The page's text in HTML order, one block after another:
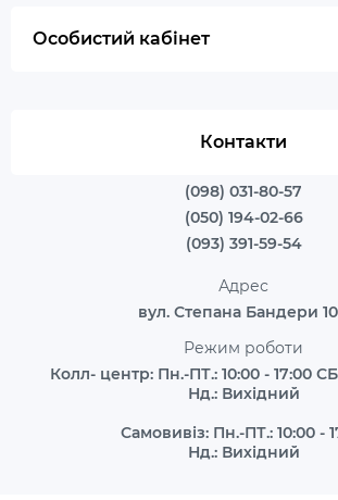
Особистий кабінет
Контакти
(098) 031-80-57
(050) 194-02-66
(093) 391-59-54
Адрес
вул. Степана Бандери
Режим роботи
Колл- центр: Пн.-ПТ.: 10:00 - 17:00
Нд.: Вихідний
Самовивіз: Пн.-ПТ.: 10:00 -
Нд.: Вихідний